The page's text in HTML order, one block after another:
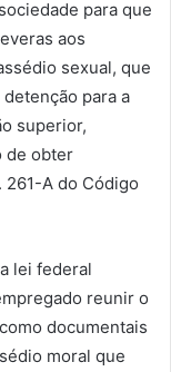
para que
aos
sexual, que
para a
superior,
de obter
A do Código
lei federal
reunir o
documentais
moral que